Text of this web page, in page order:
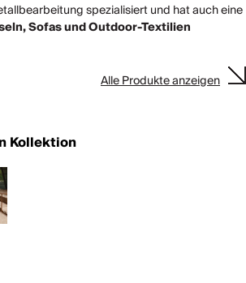
spezialisiert und hat auch eine
Sofas und Outdoor-Textilien
Alle Produkte anzeigen
Kollektion